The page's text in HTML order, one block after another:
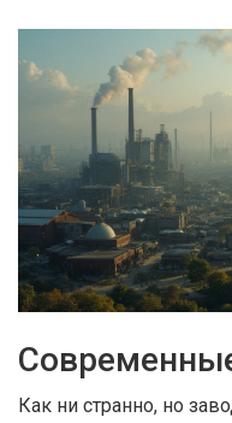
Как ни странно, но